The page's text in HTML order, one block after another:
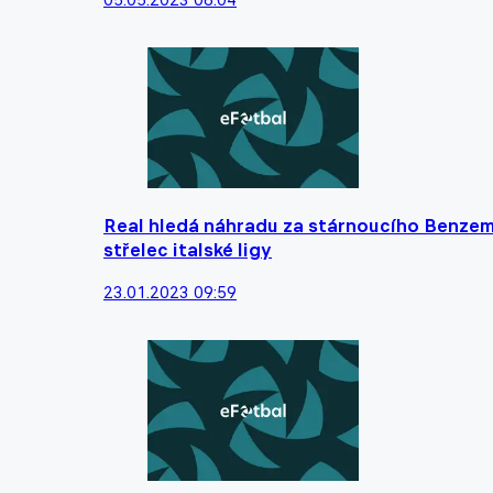
Real hledá náhradu za stárnoucího
střelec italské ligy
23.01.2023 09:59